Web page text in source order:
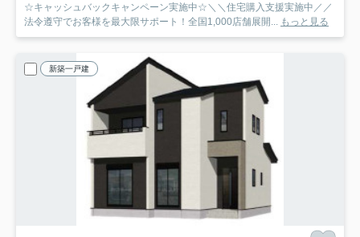
☆キャッシュバックキャンペーン実施中☆＼＼住宅購入支援実施中／／
法令遵守でお客様を最大限サポート！全国1,000店舗展開...
もっと見る
新築一戸建